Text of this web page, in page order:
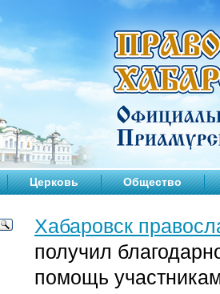
Церковь Общество
Хабаровск
получил
помощь